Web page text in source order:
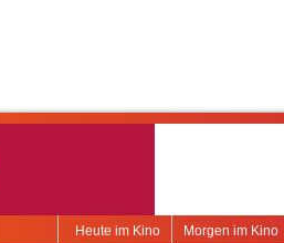
Morgen im Kino
Heute im Kino